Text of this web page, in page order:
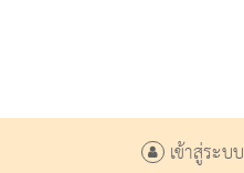
เข้าสู่ระบบ